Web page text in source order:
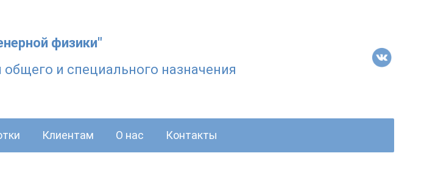
физики"
общего и специального назначения
Клиентам О нас Контакты